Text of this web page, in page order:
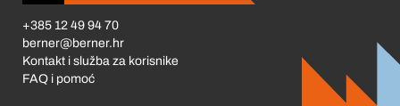
+385 12 49 94 70
berner@berner.hr
Kontakt i služba za korisnike
FAQ i pomoć